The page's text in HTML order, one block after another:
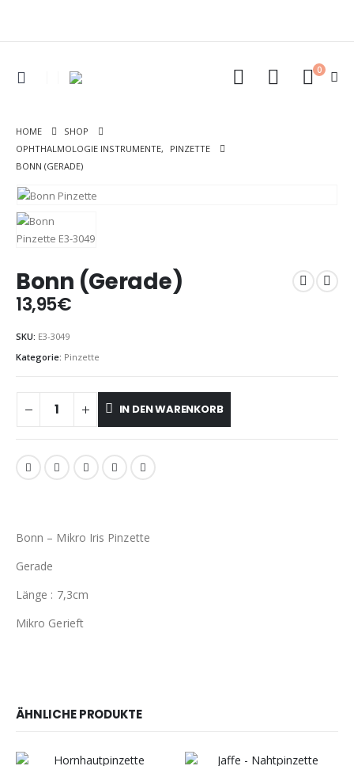
0
HOME
SHOP
OPHTHALMOLOGIE INSTRUMENTE,
PINZETTE
BONN (GERADE)
Bonn (Gerade)
13,95€
SKU: E3-3049
Kategorie: Pinzette
IN DEN WARENKORB
Bonn – Mikro Iris Pinzette
Gerade
Länge : 7,3cm
Mikro Gerieft
ÄHNLICHE PRODUKTE